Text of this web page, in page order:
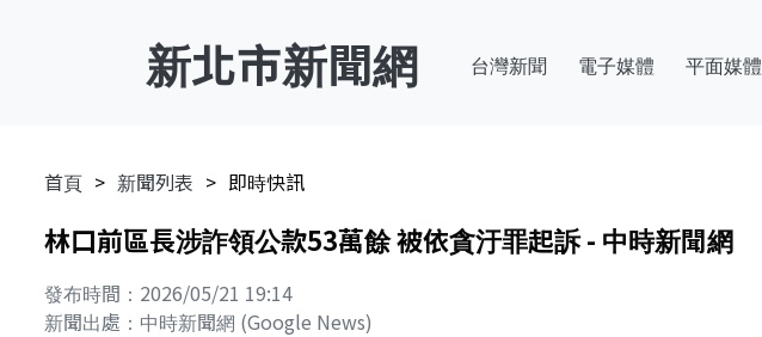
新北市新聞網 台灣新聞 電子媒體 平面媒體
首頁 新聞列表 即時快訊
林口前區長涉詐領公款53萬餘 被依貪汙罪起訴 - 中時新聞網
發布時間：2026/05/21 19:14
新聞出處：中時新聞網 (Google News)